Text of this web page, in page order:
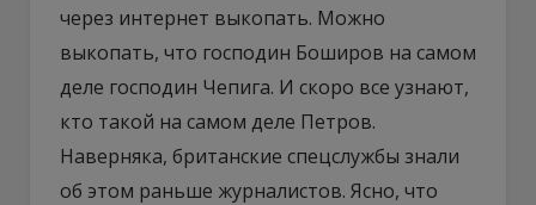
через интернет выкопать. Можно
выкопать, что господин Боширов на самом
деле господин Чепига. И скоро все узнают,
кто такой на самом деле Петров.
Наверняка, британские спецслужбы знали
об этом раньше журналистов. Ясно, что